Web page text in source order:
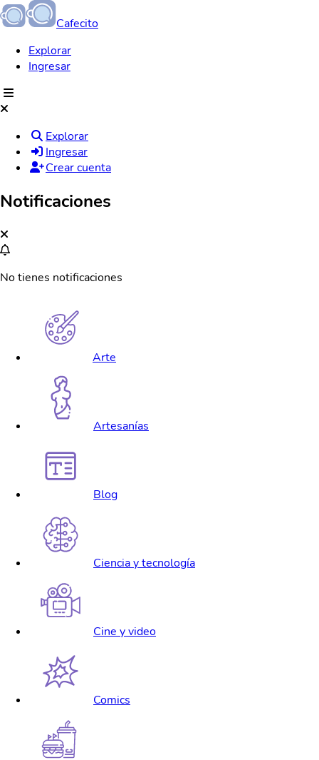
Cafecito
Explorar
Ingresar
Explorar
Ingresar
Crear cuenta
Notificaciones
No tienes notificaciones
Arte
Artesanías
Blog
Ciencia y tecnología
Cine y video
Comics